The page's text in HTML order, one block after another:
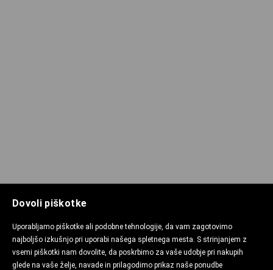
Dovoli piškotke
Uporabljamo piškotke ali podobne tehnologije, da vam zagotovimo
najboljšo izkušnjo pri uporabi našega spletnega mesta. S strinjanjem z
vsemi piškotki nam dovolite, da poskrbimo za vaše udobje pri nakupih
glede na vaše želje, navade in prilagodimo prikaz naše ponudbe